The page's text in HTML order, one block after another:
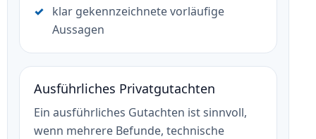
klar gekennzeichnete vorläufige
Aussagen
Ausführliches Privatgutachten
Ein ausführliches Gutachten ist sinnvoll,
wenn mehrere Befunde, technische